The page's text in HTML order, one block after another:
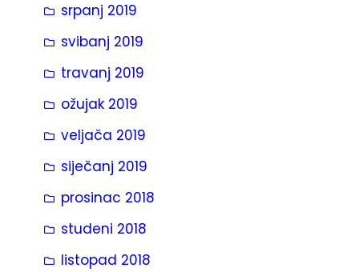
srpanj 2019
svibanj 2019
travanj 2019
ožujak 2019
veljača 2019
siječanj 2019
prosinac 2018
studeni 2018
listopad 2018